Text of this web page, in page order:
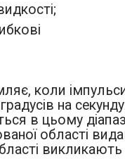
коли
на
в цьому
області
викликають